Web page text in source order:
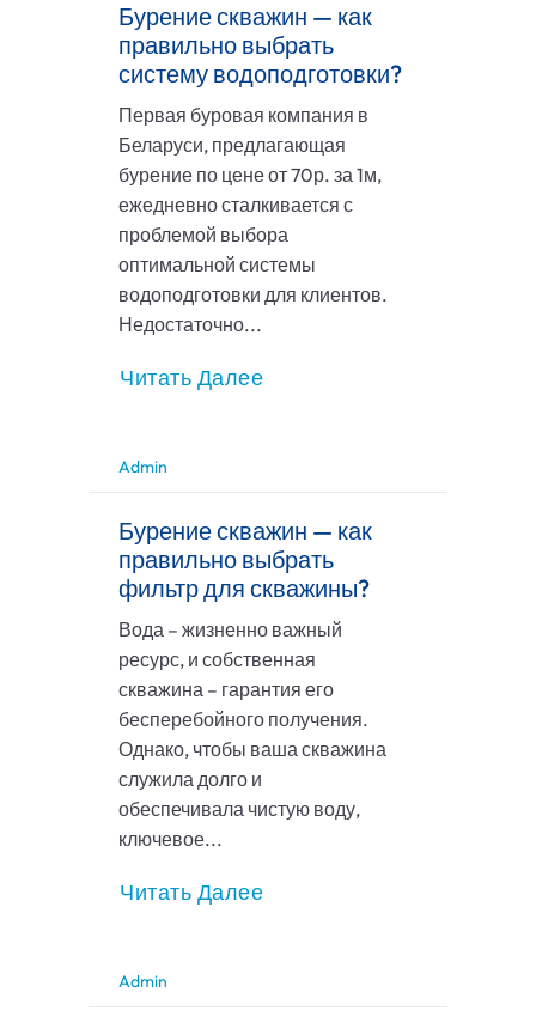
Бурение скважин — как
правильно выбрать
систему водоподготовки?
Первая буровая компания в
Беларуси, предлагающая
бурение по цене от 70р. за 1м,
ежедневно сталкивается с
проблемой выбора
оптимальной системы
водоподготовки для клиентов.
Недостаточно...
Читать Далее
Admin
Бурение скважин — как
правильно выбрать
фильтр для скважины?
Вода – жизненно важный
ресурс, и собственная
скважина – гарантия его
бесперебойного получения.
Однако, чтобы ваша скважина
служила долго и
обеспечивала чистую воду,
ключевое...
Читать Далее
Admin